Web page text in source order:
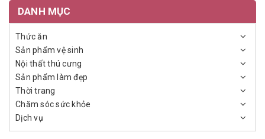
DANH MỤC
Thức ăn
Sản phẩm vệ sinh
Nội thất thú cưng
Sản phẩm làm đẹp
Thời trang
Chăm sóc sức khỏe
Dịch vụ